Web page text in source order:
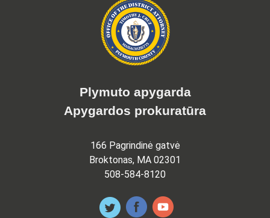
Plymuto apygarda
Apygardos prokuratūra
166 Pagrindinė gatvė
Broktonas, MA 02301
508-584-8120